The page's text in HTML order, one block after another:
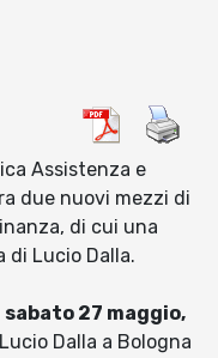
Assistenza e
due nuovi mezzi di
di cui una
di Lucio Dalla.
sabato 27 maggio,
Dalla a Bologna